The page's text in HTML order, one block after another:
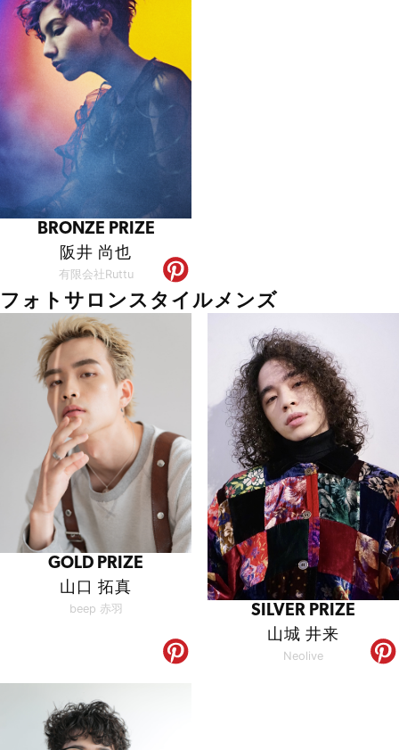
BRONZE PRIZE
阪井 尚也
有限会社Ruttu
フォトサロンスタイルメンズ
GOLD PRIZE
山口 拓真
beep 赤羽 SILVER PRIZE
山城 井来
Neolive